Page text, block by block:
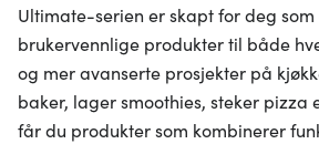
Ultimate-serien er skapt for deg
brukervennlige produkter til både
og mer avanserte prosjekter på
baker, lager smoothies, steker pizza
får du produkter som kombinerer